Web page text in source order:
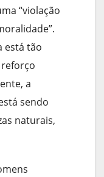
“violação
está tão
a
sendo
naturais,